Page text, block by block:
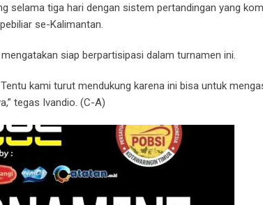
selama tiga hari dengan sistem pertandingan yang
se-Kalimantan.
siap berpartisipasi dalam turnamen ini.
kami turut mendukung karena ini bisa untuk
tegas Ivandio. (C-A)